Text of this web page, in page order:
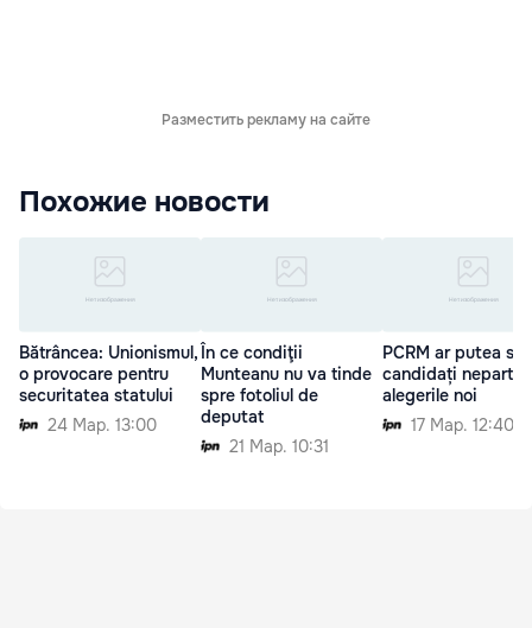
Разместить рекламу на сайте
Похожие новости
Bătrâncea: Unionismul,
o provocare pentru
securitatea statului
24 Мар. 13:00
În ce condiţii
Munteanu nu va tinde
spre fotoliul de
deputat
21 Мар. 10:31
PCRM ar putea
candidați
alegerile noi
17 Мар. 12:40